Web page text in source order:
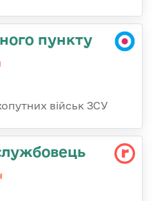
пункту
військ ЗСУ